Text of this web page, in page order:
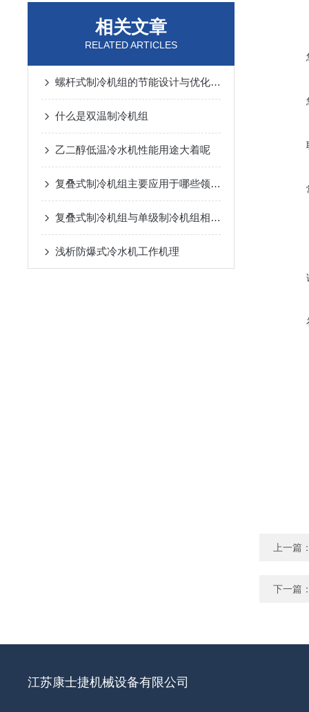
相关文章
RELATED ARTICLES
螺杆式制冷机组的节能设计与优化策略
什么是双温制冷机组
乙二醇低温冷水机性能用途大着呢
复叠式制冷机组主要应用于哪些领域？
复叠式制冷机组与单级制冷机组相比有哪些优势？
浅析​防爆式冷水机工作机理
上一篇
下一篇
江苏康士捷机械设备有限公司